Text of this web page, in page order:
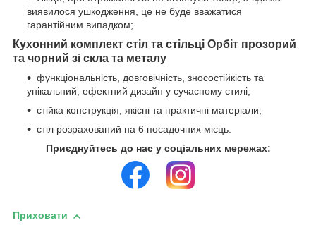
виявилося ушкодження, це не буде вважатися
гарантійним випадком;
Кухонний комплект стіл та стільці Орбіт прозорий
та чорний зі скла та металу
функціональність, довговічність, зносостійкість та
унікальний, ефектний дизайн у сучасному стилі;
стійка конструкція, якісні та практичні матеріали;
стіл розрахований на 6 посадочних місць.
Приєднуйтесь до нас у соціальних мережах:
Приховати